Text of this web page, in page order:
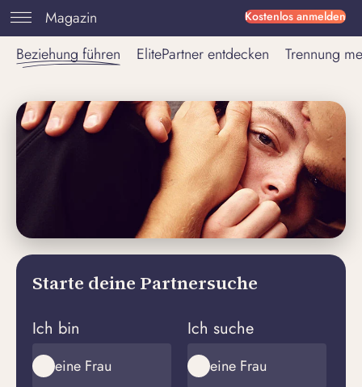
Kostenlos anmelden
Magazin
Beziehung führen
ElitePartner entdecken Trennung
Starte deine Partnersuche
Ich bin
eine Frau
Ich suche
eine Frau